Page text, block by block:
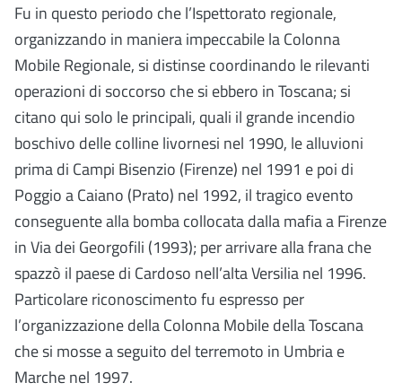
Fu in questo periodo che l’Ispettorato regionale,
organizzando in maniera impeccabile la Colonna
Mobile Regionale, si distinse coordinando le rilevanti
operazioni di soccorso che si ebbero in Toscana; si
citano qui solo le principali, quali il grande incendio
boschivo delle colline livornesi nel 1990, le alluvioni
prima di Campi Bisenzio (Firenze) nel 1991 e poi di
Poggio a Caiano (Prato) nel 1992, il tragico evento
conseguente alla bomba collocata dalla mafia a Firenze
in Via dei Georgofili (1993); per arrivare alla frana che
spazzò il paese di Cardoso nell’alta Versilia nel 1996.
Particolare riconoscimento fu espresso per
l’organizzazione della Colonna Mobile della Toscana
che si mosse a seguito del terremoto in Umbria e
Marche nel 1997.